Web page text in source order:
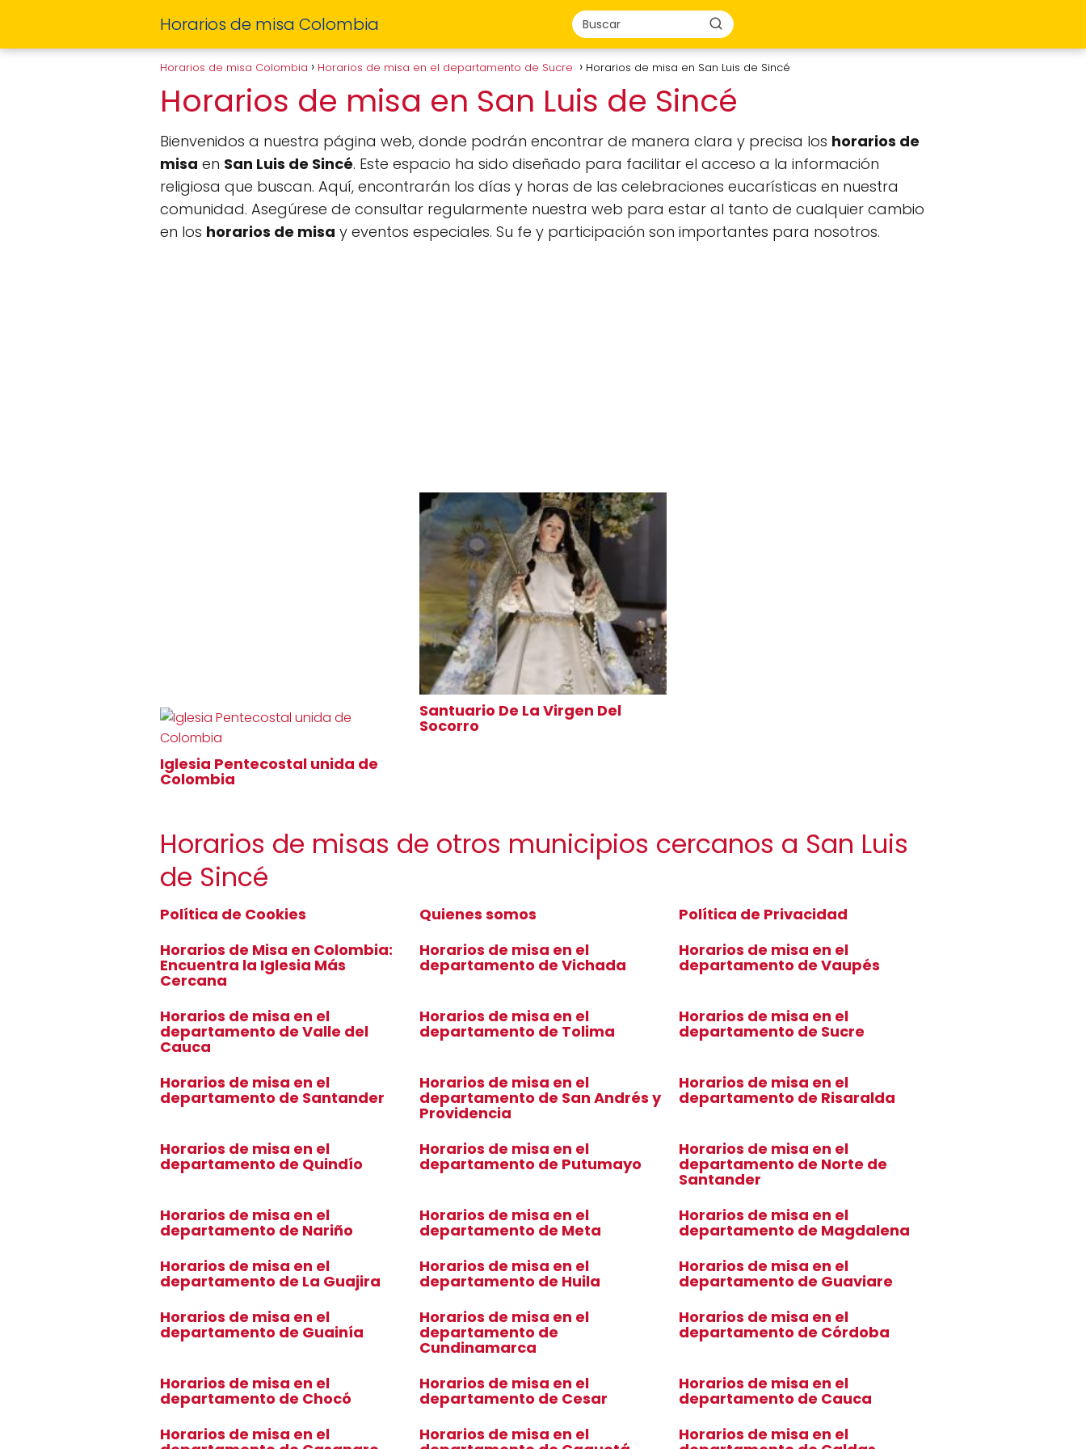
Horarios de misa Colombia
Horarios de misa Colombia Horarios de misa en el departamento de Sucre Horarios de misa en San Luis de Sincé
Horarios de misa en San Luis de Sincé
Bienvenidos a nuestra página web, donde podrán encontrar de manera clara y precisa los horarios de
misa en San Luis de Sincé. Este espacio ha sido diseñado para facilitar el acceso a la información
religiosa que buscan. Aquí, encontrarán los días y horas de las celebraciones eucarísticas en nuestra
comunidad. Asegúrese de consultar regularmente nuestra web para estar al tanto de cualquier cambio
en los horarios de misa y eventos especiales. Su fe y participación son importantes para nosotros.
Iglesia Pentecostal unida de
Colombia
Santuario De La Virgen Del
Socorro
Horarios de misas de otros municipios cercanos a San Luis
de Sincé
Política de Cookies Quienes somos
Política de Privacidad
Horarios de Misa en Colombia:
Encuentra la Iglesia Más
Cercana
Horarios de misa en el
departamento de Vichada
Horarios de misa en el
departamento de Vaupés
Horarios de misa en el
departamento de Valle del
Cauca
Horarios de misa en el
departamento de Tolima
Horarios de misa en el
departamento de Sucre
Horarios de misa en el
departamento de Santander
Horarios de misa en el
departamento de San Andrés y
Providencia
Horarios de misa en el
departamento de Risaralda
Horarios de misa en el
departamento de Quindío
Horarios de misa en el
departamento de Putumayo
Horarios de misa en el
departamento de Norte de
Santander
Horarios de misa en el
departamento de Nariño
Horarios de misa en el
departamento de Meta
Horarios de misa en el
departamento de Magdalena
Horarios de misa en el
departamento de La Guajira
Horarios de misa en el
departamento de Huila
Horarios de misa en el
departamento de Guaviare
Horarios de misa en el
departamento de Guainía
Horarios de misa en el
departamento de
Cundinamarca
Horarios de misa en el
departamento de Córdoba
Horarios de misa en el
departamento de Chocó
Horarios de misa en el
departamento de Cesar
Horarios de misa en el
departamento de Cauca
Horarios de misa en el
Horarios de misa en el Horarios de misa en el